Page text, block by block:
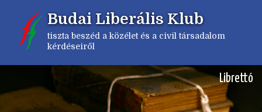
tartalomra
Budai Liberális Klub
tiszta beszéd a közélet és a civil társadalom
kérdéseiről
Librettó